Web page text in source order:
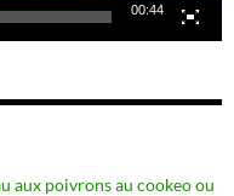
00:44
aux poivrons au cookeo ou